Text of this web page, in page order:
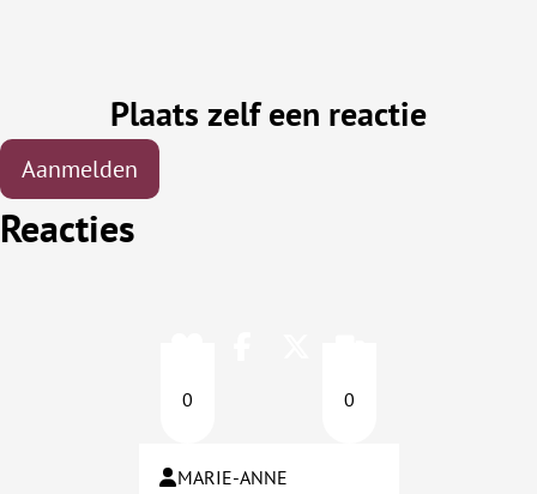
Plaats zelf een reactie
Aanmelden
Reacties
0 0
MARIE-ANNE